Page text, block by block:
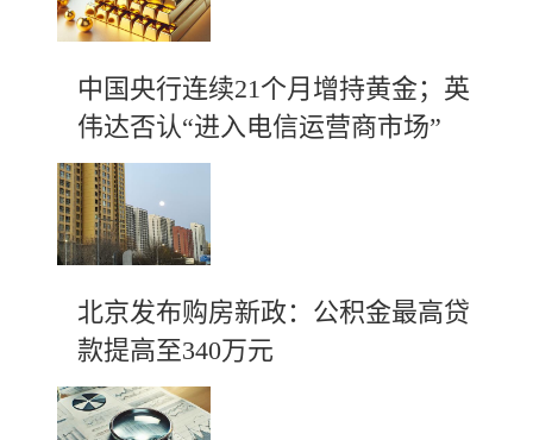
中国央行连续21个月增持黄金；英
伟达否认“进入电信运营商市场”
北京发布购房新政：公积金最高贷
款提高至340万元